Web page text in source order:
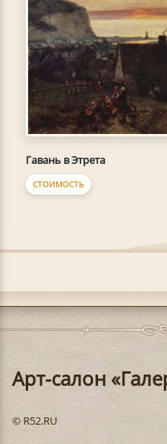
Гавань в Этрета
СТОИМОСТЬ
Арт-салон
© R52.RU